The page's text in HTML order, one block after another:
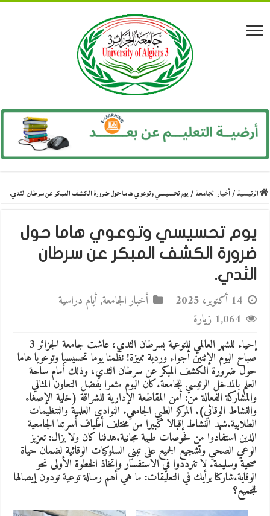
الرئيسية/أخبار الجامعة/يوم تحسيسي وتوعوي هاما حول ضرورة الكشف المبكر عن سرطان الثدي.
يوم تحسيسي وتوعوي هاما حول
ضرورة الكشف المبكر عن سرطان
الثدي.
14 أكتوبر، 2025 أخبار الجامعة, أيام دراسية
1,064 زيارة
إحياء للشهر العالمي للتوعية بسرطان الثدي، عاشت جامعة الجزائر 3
صباح اليوم الإثنين أجواء وردية مميزة! نظّمنا يوما تحسيسيا وتوعويا هاما
حول ضرورة الكشف المبكر عن سرطان الثدي، وذلك أمام ساحة
العلم بالمدخل الرئيسي للجامعة.كان اليوم مثمرا بفضل التعاون المثالي
والمشاركة الفعالة من: أمن المقاطعة الإدارية للشراقة (خلية الإصغاء
والنشاط الوقائي). المركز الطبي الجامعي. النوادي العلمية والتنظيمات
الطلابية.شهد النشاط إقبالا كبيرا من مختلف أطياف أسرتنا الجامعية
الذين استفادوا من فحوصات طبية مجانية.هدفنا كان ولا يزال: تعزيز
الوعي الصحي وتشجيع الجميع على تبني السلوكيات الوقائية لضمان حياة
صحية وسليمة. لا تترددوا في الاستفسار واتخاذ الخطوة الأولى نحو
الوقاية.شاركنا برأيك في التعليقات: ما هي أهم رسالة توعية تودون إيصالها
للجميع؟